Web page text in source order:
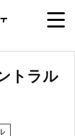
トラル